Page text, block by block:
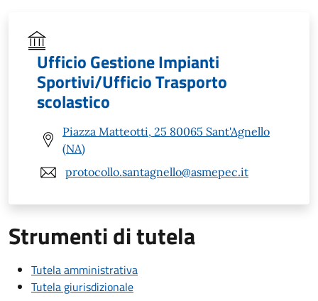
Ufficio Gestione Impianti
Sportivi/Ufficio Trasporto
scolastico
Piazza Matteotti, 25 80065 Sant'Agnello
(NA)
protocollo.santagnello@asmepec.it
Strumenti di tutela
Tutela amministrativa
Tutela giurisdizionale